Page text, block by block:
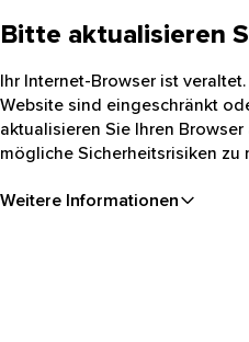
Bitte aktualisieren
Ihr Internet-Browser ist
Website sind eingeschränkt
aktualisieren Sie Ihren
mögliche Sicherheitsrisiken zu
Weitere Informationen